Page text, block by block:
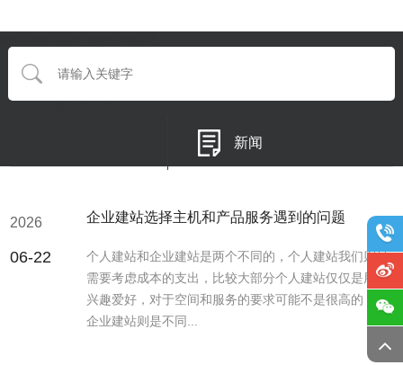
新闻
2026
06-22
企业建站选择主机和产品服务遇到的问题
个人建站和企业建站是两个不同的，个人建站我们则是
需要考虑成本的支出，比较大部分个人建站仅仅是用于
兴趣爱好，对于空间和服务的要求可能不是很高的，而
企业建站则是不同...